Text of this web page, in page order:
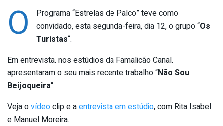
O
Programa “Estrelas de Palco” teve como
convidado, esta segunda-feira, dia 12, o grupo “Os
Turistas“.
Em entrevista, nos estúdios da Famalicão Canal,
apresentaram o seu mais recente trabalho “Não Sou
Beijoqueira“.
Veja ovídeoclip e aentrevista em estúdio, com Rita Isabel
e Manuel Moreira.